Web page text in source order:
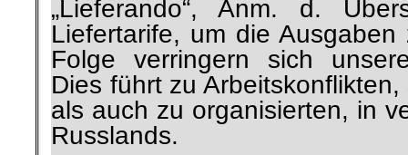
„Lieferando“, Anm. d.
Liefertarife, um die
Folge verringern sich
Dies führt zu
als auch zu organisierten, in
Russlands.